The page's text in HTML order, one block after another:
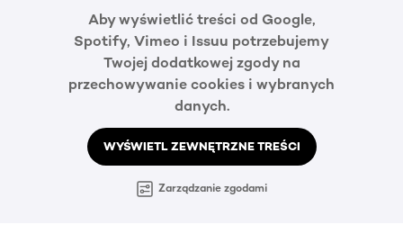
Aby wyświetlić treści od Google,
Spotify, Vimeo i Issuu potrzebujemy
Twojej dodatkowej zgody na
przechowywanie cookies i wybranych
danych.
WYŚWIETL ZEWNĘTRZNE TREŚCI
Zarządzanie zgodami